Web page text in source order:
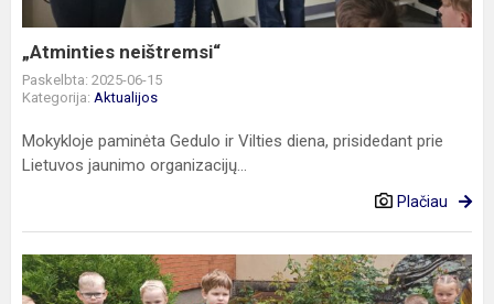
„Atminties neištremsi“
Paskelbta: 2025-06-15
Kategorija: Aktualijos
Mokykloje paminėta Gedulo ir Vilties diena, prisidedant prie
Lietuvos jaunimo organizacijų...
Plačiau
Iniciatyva
„Palikti